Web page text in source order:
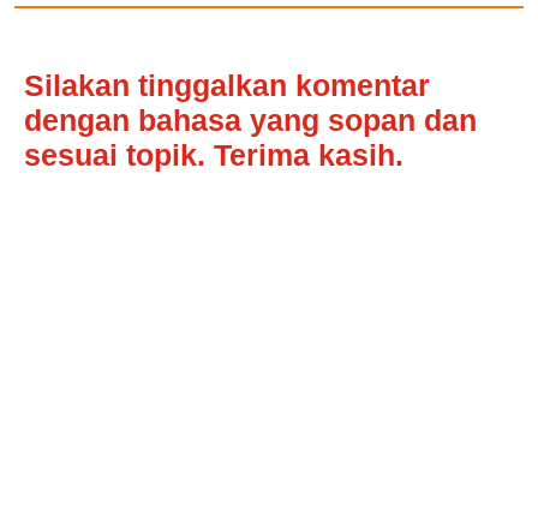
Silakan tinggalkan komentar
dengan bahasa yang sopan dan
sesuai topik. Terima kasih.